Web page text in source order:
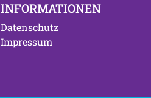
INFORMATIONEN
Datenschutz
Impressum